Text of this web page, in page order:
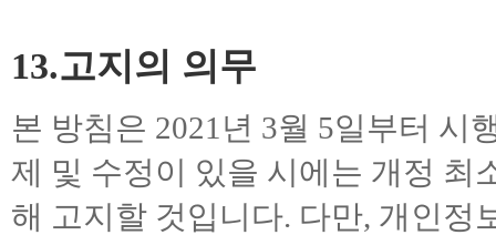
13.고지의 의무
본 방침은 2021년 3월 5일부터 시
제 및 수정이 있을 시에는 개정 최
해 고지할 것입니다. 다만, 개인정